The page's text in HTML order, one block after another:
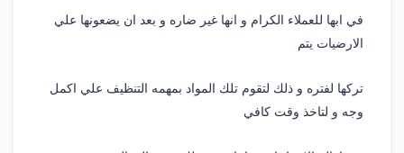
في ابها للعملاء الكرام و انها غير ضاره و بعد ان يضعونها علي
الارضيات يتم
تركها لفتره و ذلك لتقوم تلك المواد بمهمه التنظيف علي اكمل
وجه و لتاخذ وقت كافي